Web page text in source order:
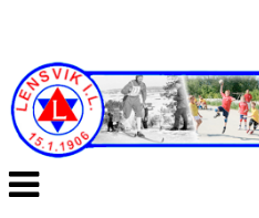
Veksle
navigasjon